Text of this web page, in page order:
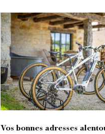
Vos bonnes adresses